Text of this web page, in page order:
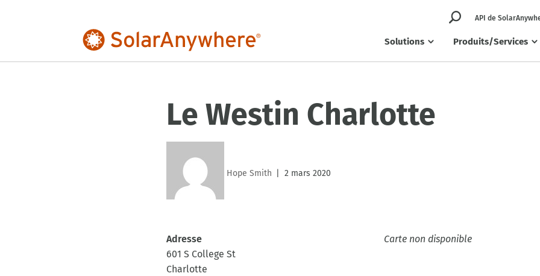
API de
Solutions Produits/Services
Le Westin Charlotte
Hope Smith 2 mars 2020
Carte non disponible
Adresse
601 S College St
Charlotte